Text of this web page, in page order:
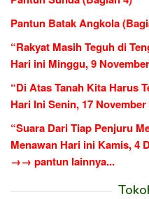
Pantun Batak Angkola
“Rakyat Masih Teguh di
Hari ini Minggu, 9
“Di Atas Tanah Kita Harus
Hari Ini Senin, 17 November
“Suara Dari Tiap Penjuru
Menawan Hari ini Kamis, 4
→→ pantun lainnya...